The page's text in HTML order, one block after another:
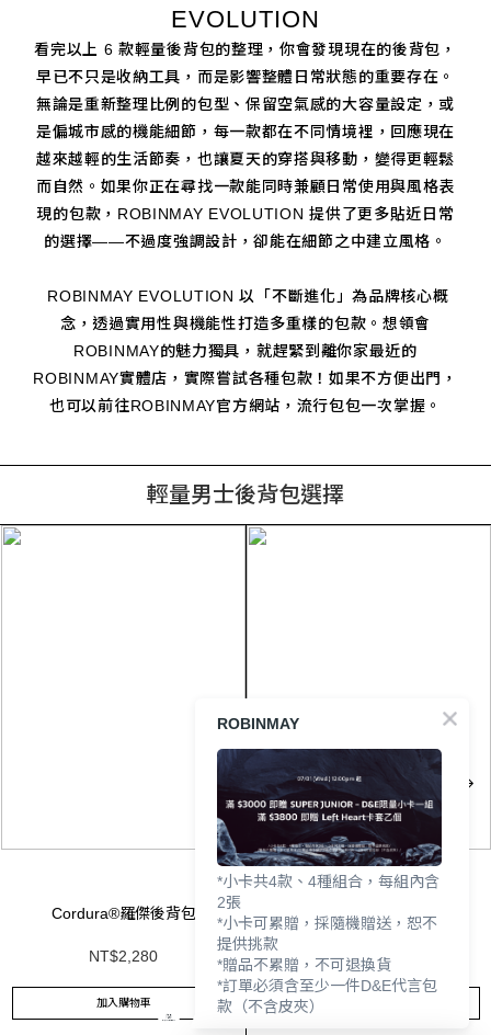
EVOLUTION
看完以上 6 款輕量後背包的整理，你會發現現在的後背包，
早已不只是收納工具，而是影響整體日常狀態的重要存在。
無論是重新整理比例的包型、保留空氣感的大容量設定，或
是偏城市感的機能細節，每一款都在不同情境裡，回應現在
越來越輕的生活節奏，也讓夏天的穿搭與移動，變得更輕鬆
而自然。如果你正在尋找一款能同時兼顧日常使用與風格表
現的包款，ROBINMAY EVOLUTION 提供了更多貼近日常
的選擇——不過度強調設計，卻能在細節之中建立風格。
ROBINMAY EVOLUTION 以「不斷進化」為品牌核心概
念，透過實用性與機能性打造多重樣的包款。想領會
ROBINMAY的魅力獨具，就趕緊到離你家最近的
ROBINMAY實體店，實際嘗試各種包款！如果不方便出門，
也可以前往ROBINMAY官方網站，流行包包一次掌握。
輕量男士後背包選擇
Cordura®羅傑後背包
NT$2,280
加入購物車
雷特後背包
NT$3,280
ROBINMAY
*小卡共4款、4種組合，每組內含
2張
*小卡可累贈，採隨機贈送，恕不
提供挑款
*贈品不累贈，不可退換貨
*訂單必須含至少一件D&E代言包
款（不含皮夾）